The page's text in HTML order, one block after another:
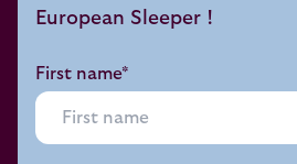
European Sleeper !
First name*